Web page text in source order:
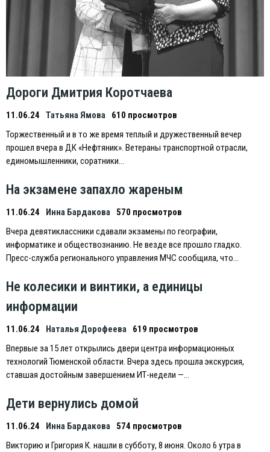
Дороги Дмитрия Коротчаева
11.06.24 Татьяна Ямова
610 просмотров
Торжественный и в то же время теплый и дружественный вечер
прошел вчера в ДК «Нефтяник». Ветераны транспортной отрасли,
единомышленники, соратники…
На экзамене запахло жареным
11.06.24 Инна Бардакова 570 просмотров
Вчера девятиклассники сдавали экзамены по географии,
информатике и обществознанию. Не везде все прошло гладко.
Пресс-служба регионального управления МЧС сообщила, что…
Не колесики и винтики, а единицы
информации
11.06.24 Наталья Дорофеева
619 просмотров
Впервые за 15 лет открылись двери центра информационных
технологий Тюменской области. Вчера здесь прошла экскурсия,
ставшая достойным завершением ИТ-недели —…
Дети вернулись домой
11.06.24 Инна Бардакова 574 просмотров
Викторию и Григория К. нашли в субботу, 8 июня. Около 6 утра в